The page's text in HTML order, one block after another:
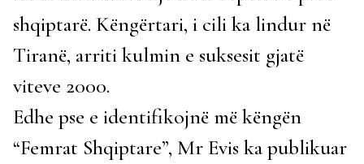
shqiptarë. Këngërtari, i cili ka lindur në
Tiranë, arriti kulmin e suksesit gjatë
viteve 2000.
Edhe pse e identifikojnë më këngën
“Femrat Shqiptare”, Mr Evis ka publikuar